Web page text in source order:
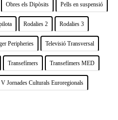
Obres els Dipòsits Pells en suspensió
Rodalies 2 Rodalies 3
Peripheries Televisió Transversal
Transefímers Transefímers MED
V Jornades Culturals Euroregionals